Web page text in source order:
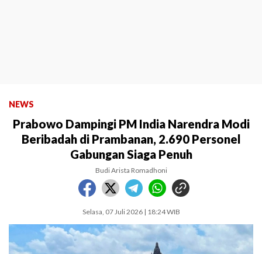
NEWS
Prabowo Dampingi PM India Narendra Modi
Beribadah di Prambanan, 2.690 Personel
Gabungan Siaga Penuh
Budi Arista Romadhoni
Selasa, 07 Juli 2026 | 18:24 WIB